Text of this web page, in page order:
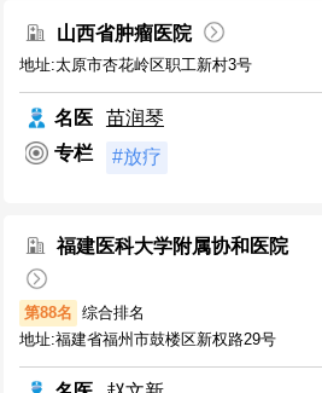
山西省肿瘤医院
地址:太原市杏花岭区职工新村3号
名医
苗润琴
专栏
#放疗
福建医科大学附属协和医院
第88名 综合排名
地址:福建省福州市鼓楼区新权路29号